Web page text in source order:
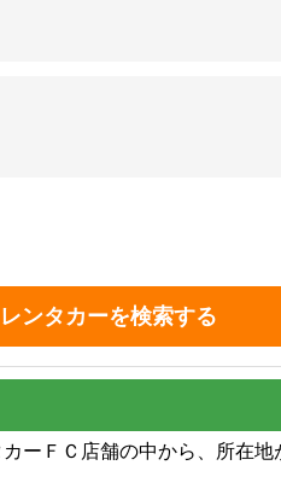
レンタカーを検索する
ーＦＣ店舗の中から、所在